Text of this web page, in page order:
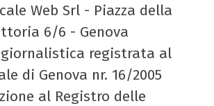
Web Srl - Piazza della
6/6 - Genova
registrata al
di Genova nr. 16/2005
al Registro delle